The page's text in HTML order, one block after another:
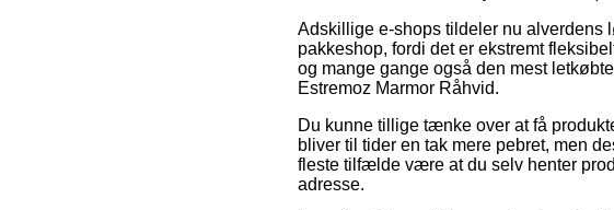
Adskillige e-shops tildeler nu alverdens
pakkeshop, fordi det er ekstremt
og mange gange også den mest
Estremoz Marmor Råhvid.
Du kunne tillige tænke over at få
bliver til tider en tak mere pebret, men
fleste tilfælde være at du selv henter
adresse.